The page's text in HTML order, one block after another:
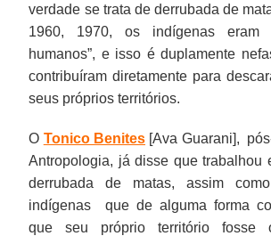
verdade se trata de derrubada de
1960, 1970, os indígenas eram
humanos”, e isso é duplamente
contribuíram diretamente para
seus próprios territórios.
O Tonico Benites [Ava Guarani],
Antropologia, já disse que trabalhou
derrubada de matas, assim
indígenas que de alguma forma
que seu próprio território fosse
1978